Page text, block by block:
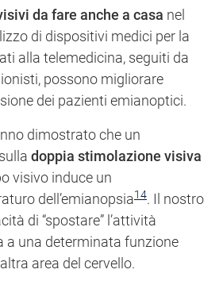
da fare anche a casa nel
di dispositivi medici per la
alla telemedicina, seguiti da
possono migliorare
dei pazienti emianoptici.
dimostrato che un
doppia stimolazione visiva
visivo induce un
dell’emianopsia14. Il nostro
di “spostare” l’attività
a una determinata funzione
area del cervello.